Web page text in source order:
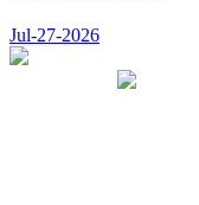
Jul-27-2026